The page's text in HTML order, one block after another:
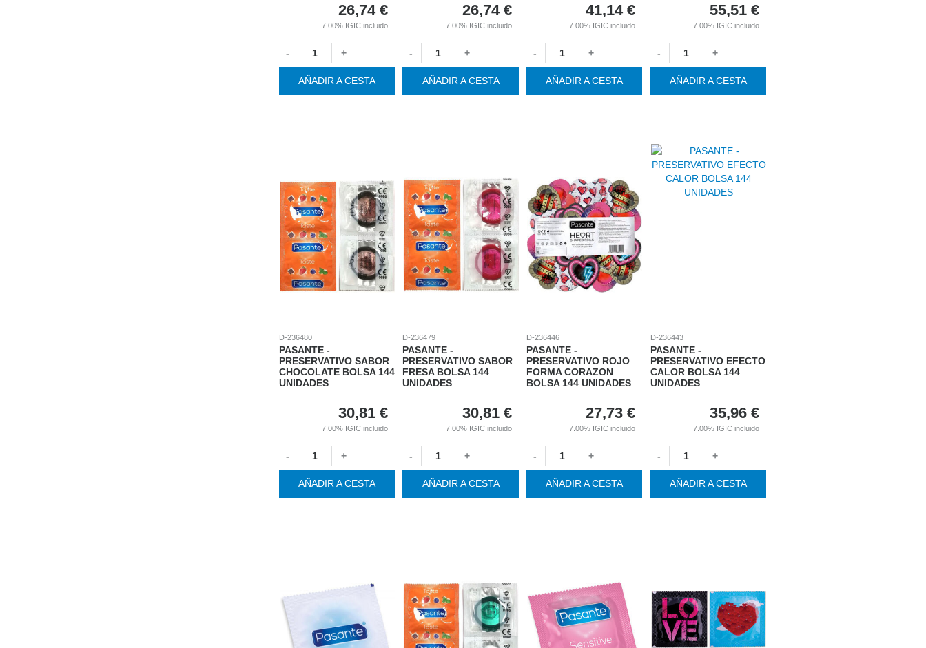
26,74 €
7.00% IGIC incluido
- +
AÑADIR A CESTA
26,74 €
7.00% IGIC incluido
- +
AÑADIR A CESTA
41,14 €
7.00% IGIC incluido
- +
AÑADIR A CESTA
55,51 €
7.00% IGIC incluido
- +
AÑADIR A CESTA
D-236480
PASANTE -
PRESERVATIVO SABOR
CHOCOLATE BOLSA 144
UNIDADES
30,81 €
7.00% IGIC incluido
- +
AÑADIR A CESTA
D-236479
PASANTE -
PRESERVATIVO SABOR
FRESA BOLSA 144
UNIDADES
30,81 €
7.00% IGIC incluido
- +
AÑADIR A CESTA
D-236446
PASANTE -
PRESERVATIVO ROJO
FORMA CORAZON
BOLSA 144 UNIDADES
27,73 €
7.00% IGIC incluido
- +
AÑADIR A CESTA
D-236443
PASANTE -
PRESERVATIVO EFECTO
CALOR BOLSA 144
UNIDADES
35,96 €
7.00% IGIC incluido
- +
AÑADIR A CESTA